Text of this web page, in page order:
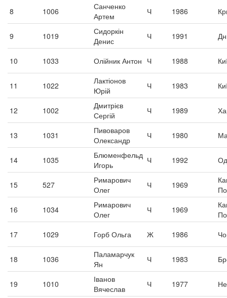
8 1006
Санченко
Артем
Ч 1986
9 1019
Сидоркін
Денис
Ч 1991
10 1033 Олійник Антон Ч 1988
11 1022
Лактіонов
Юрій
Ч 1983
12 1002
Дмитрієв
Сергій
Ч 1989
13 1031
Пивоваров
Олександр
Ч 1980
14 1035
Блюменфельд
Игорь
Ч 1992
15 527
Римарович
Олег
Ч 1969
16
1034
Римарович
Олег
Ч 1969
17
1029 Горб Ольга Ж 1986
18 1036
Паламарчук
Ян
Ч 1983
19 1010
Іванов
Вячеслав
Ч 1977